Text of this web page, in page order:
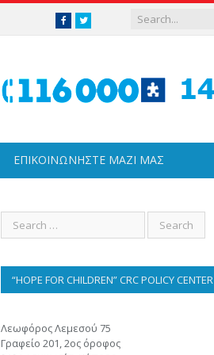
FacebookTwitter
ΕΠΙΚΟΙΝΩΝΗΣΤΕ ΜΑΖΊ ΜΑΣ
“HOPE FOR CHILDREN” CRC POLICY CENTER
Λεωφόρος Λεμεσού 75
Γραφείο 201, 2ος όροφος